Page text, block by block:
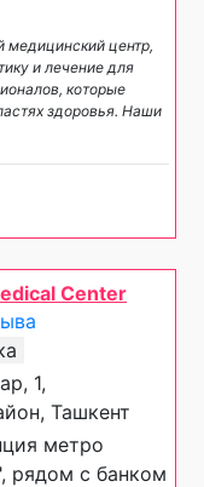
медицинский центр,
и лечение для
которые
здоровья. Наши
Center
1,
Ташкент
метро
рядом с банком